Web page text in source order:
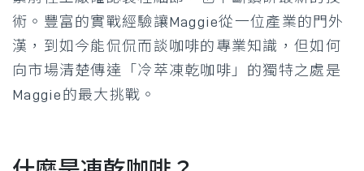
術。豐富的實戰經驗讓Maggie從一位產業的門外
漢，到如今能侃侃而談咖啡的專業知識，但如何
向市場清楚傳達「冷萃凍乾咖啡」的獨特之處是
Maggie的最大挑戰。